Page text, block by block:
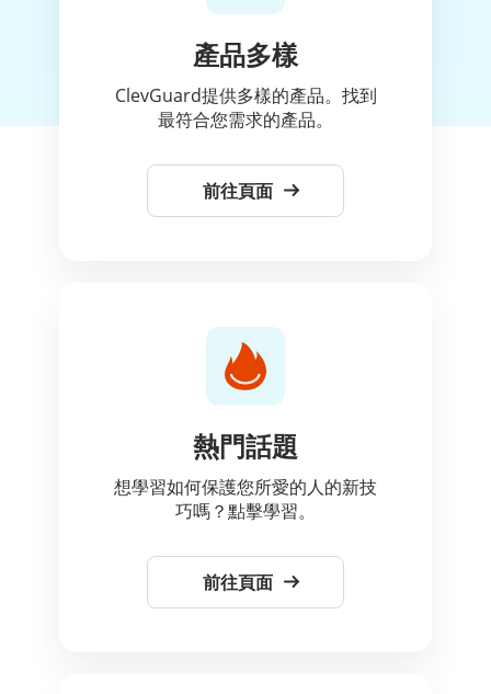
產品多樣
ClevGuard提供多樣的產品。找到
最符合您需求的產品。
前往頁面
熱門話題
想學習如何保護您所愛的人的新技
巧嗎？點擊學習。
前往頁面